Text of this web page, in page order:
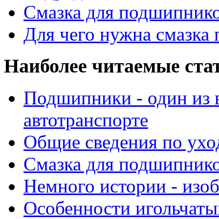
Смазка для
Для чего нужна
Наиболее читаемые
Подшипники - один из
автотранспорте
Общие сведения по
Смазка для
Немного истории -
Особенности